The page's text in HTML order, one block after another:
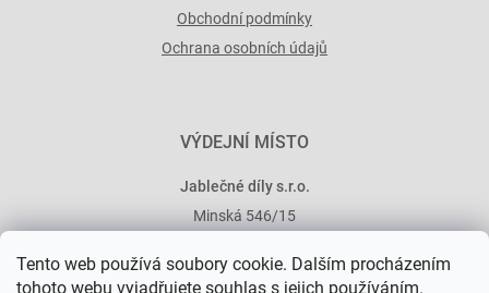
Tento web používá soubory cookie. Dalším procházením
tohoto webu vyjadřujete souhlas s jejich používáním.
Obchodní podmínky
Ochrana osobních údajů
VÝDEJNÍ MÍSTO
Jablečné díly s.r.o.
Minská 546/15